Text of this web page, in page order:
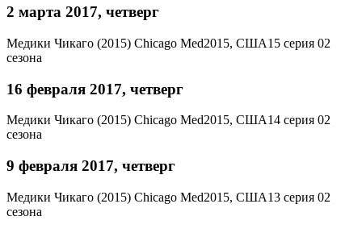
2 марта 2017, четверг
Медики Чикаго (2015) Chicago Med2015, США15 серия 02
сезона
16 февраля 2017, четверг
Медики Чикаго (2015) Chicago Med2015, США14 серия 02
сезона
9 февраля 2017, четверг
Медики Чикаго (2015) Chicago Med2015, США13 серия 02
сезона